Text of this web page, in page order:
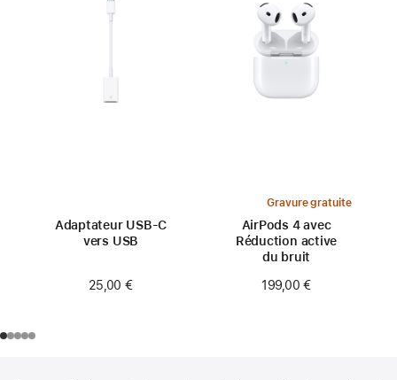
Adaptateur USB-C
vers USB
25,00 €
Gravure gratuite
AirPods 4 avec
Réduction active
du bruit
199,00 €